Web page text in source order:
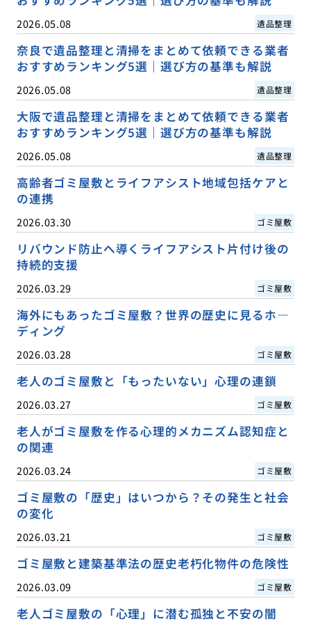
2026.05.08 遺品整理
奈良で遺品整理と清掃をまとめて依頼できる業者
おすすめランキング5選｜選び方の基準も解説
2026.05.08 遺品整理
大阪で遺品整理と清掃をまとめて依頼できる業者
おすすめランキング5選｜選び方の基準も解説
2026.05.08 遺品整理
高齢者ゴミ屋敷とライフアシスト地域包括ケアと
の連携
2026.03.30 ゴミ屋敷
リバウンド防止へ導くライフアシスト片付け後の
持続的支援
2026.03.29 ゴミ屋敷
海外にもあったゴミ屋敷？世界の歴史に見るホ―
ディング
2026.03.28 ゴミ屋敷
老人のゴミ屋敷と「もったいない」心理の連鎖
2026.03.27 ゴミ屋敷
老人がゴミ屋敷を作る心理的メカニズム認知症と
の関連
2026.03.24 ゴミ屋敷
ゴミ屋敷の「歴史」はいつから？その発生と社会
の変化
2026.03.21 ゴミ屋敷
ゴミ屋敷と建築基準法の歴史老朽化物件の危険性
2026.03.09 ゴミ屋敷
老人ゴミ屋敷の「心理」に潜む孤独と不安の闇